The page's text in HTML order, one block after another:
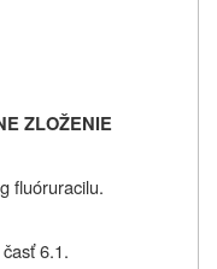
ZLOŽENIE
fluóruracilu.
6.1.